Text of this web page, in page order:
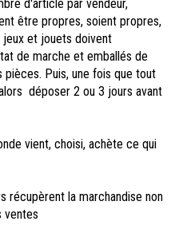
d'article par vendeur,
être propres, soient propres,
et jouets doivent
de marche et emballés de
pièces. Puis, une fois que tout
déposer 2 ou 3 jours avant
vient, choisi, achète ce qui
récupèrent la marchandise non
ventes